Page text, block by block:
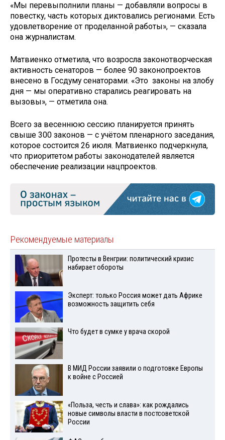
«Мы перевыполнили планы — добавляли вопросы в
повестку, часть которых диктовались регионами. Есть
удовлетворение от проделанной работы», — сказала
она журналистам.
Матвиенко отметила, что возросла законотворческая
активность сенаторов — более 90 законопроектов
внесено в Госдуму сенаторами. «Это законы на злобу
дня — мы оперативно старались реагировать на
вызовы», — отметила она.
Всего за весеннюю сессию планируется принять
свыше 300 законов — с учётом пленарного заседания,
которое состоится 26 июля. Матвиенко подчеркнула,
что приоритетом работы законодателей является
обеспечение реализации нацпроектов.
Рекомендуемые материалы
Протесты в Венгрии: политический кризис
набирает обороты
Эксперт: только Россия может дать Африке
возможность защитить себя
Что будет в сумке у врача скорой
В МИД России заявили о подготовке Европы
к войне с Россией
«Польза, честь и слава»: как рождались
новые символы власти в постсоветской
России